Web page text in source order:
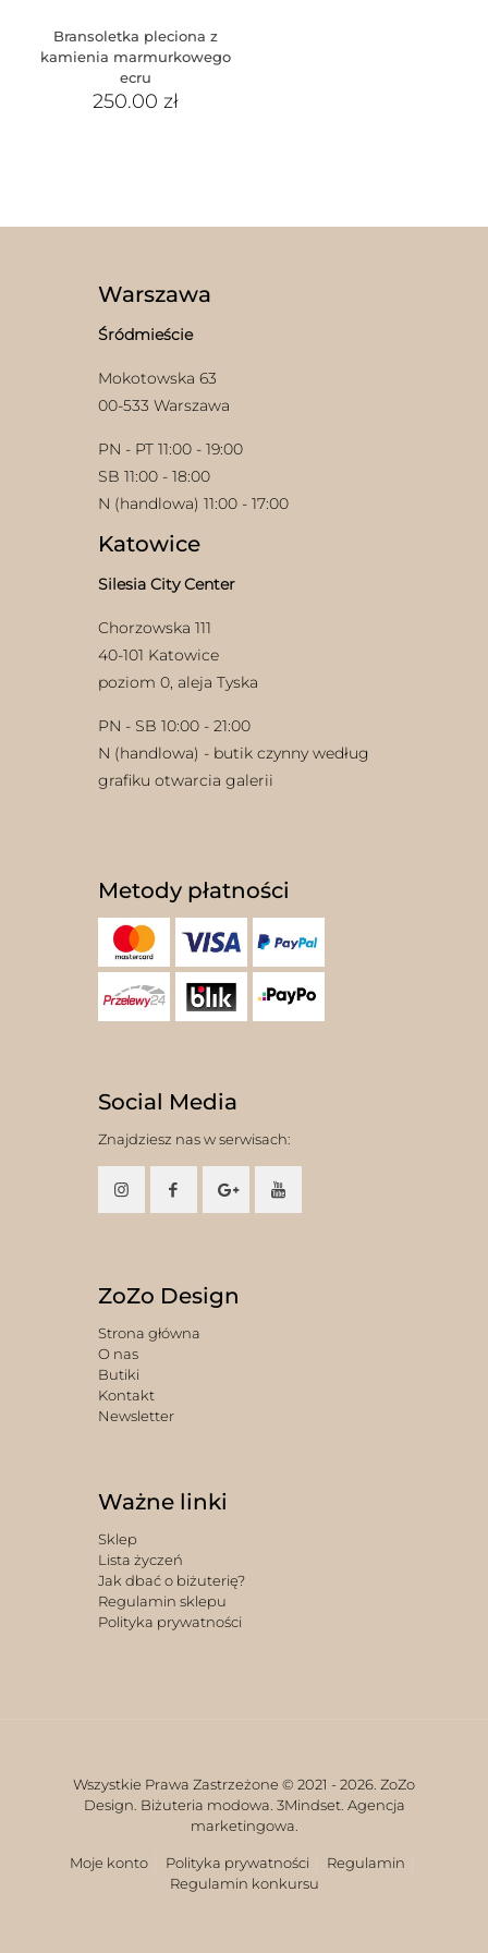
Bransoletka pleciona z
kamienia marmurkowego
ecru
250.00zł
Warszawa
Śródmieście
Mokotowska 63
00-533 Warszawa
PN - PT 11:00 - 19:00
SB 11:00 - 18:00
N (handlowa) 11:00 - 17:00
Katowice
Silesia City Center
Chorzowska 111
40-101 Katowice
poziom 0, aleja Tyska
PN - SB 10:00 - 21:00
N (handlowa) - butik czynny według
grafiku otwarcia galerii
Metody płatności
Social Media
Znajdziesz nas w serwisach:
ZoZo Design
Strona główna
O nas
Butiki
Kontakt
Newsletter
Ważne linki
Sklep
Lista życzeń
Jak dbać o biżuterię?
Regulamin sklepu
Polityka prywatności
Wszystkie Prawa Zastrzeżone © 2021 - 2026. ZoZo
Design. Biżuteria modowa. 3Mindset. Agencja
marketingowa.
Moje konto Polityka prywatności
Regulamin
Regulamin konkursu